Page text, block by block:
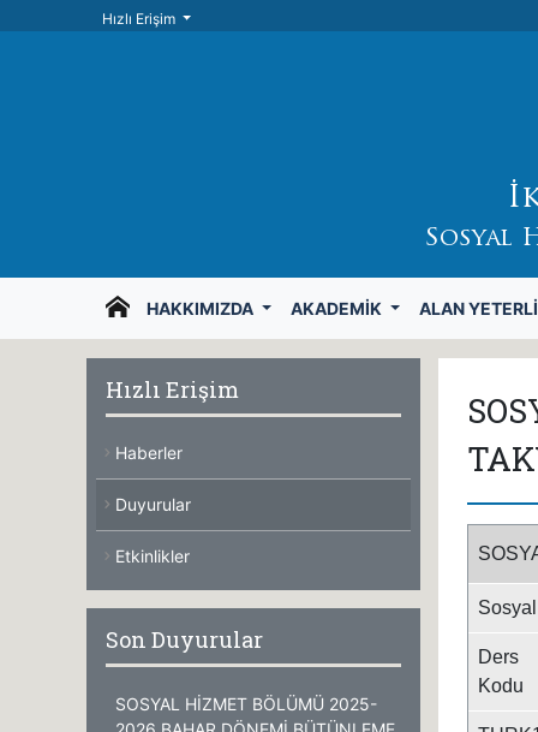
Hızlı Erişim
Sosyal
HAKKIMIZDA AKADEMIK ALAN
Hızlı Erişim
Haberler
Duyurular
Etkinlikler
Son Duyurular
SOSYAL HİZMET BÖLÜMÜ 2025-
Ders
Kodu